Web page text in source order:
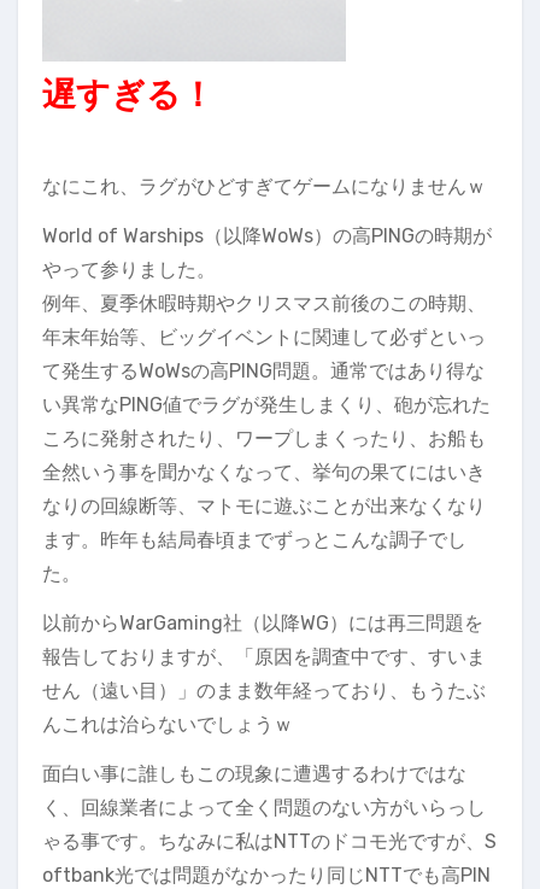
遅すぎる！
なにこれ、ラグがひどすぎてゲームになりませんｗ
World of Warships（以降WoWs）の高PINGの時期が
やって参りました。
例年、夏季休暇時期やクリスマス前後のこの時期、
年末年始等、ビッグイベントに関連して必ずといっ
て発生するWoWsの高PING問題。通常ではあり得な
い異常なPING値でラグが発生しまくり、砲が忘れた
ころに発射されたり、ワープしまくったり、お船も
全然いう事を聞かなくなって、挙句の果てにはいき
なりの回線断等、マトモに遊ぶことが出来なくなり
ます。昨年も結局春頃までずっとこんな調子でし
た。
以前からWarGaming社（以降WG）には再三問題を
報告しておりますが、「原因を調査中です、すいま
せん（遠い目）」のまま数年経っており、もうたぶ
んこれは治らないでしょうｗ
面白い事に誰しもこの現象に遭遇するわけではな
く、回線業者によって全く問題のない方がいらっし
ゃる事です。ちなみに私はNTTのドコモ光ですが、S
oftbank光では問題がなかったり同じNTTでも高PIN